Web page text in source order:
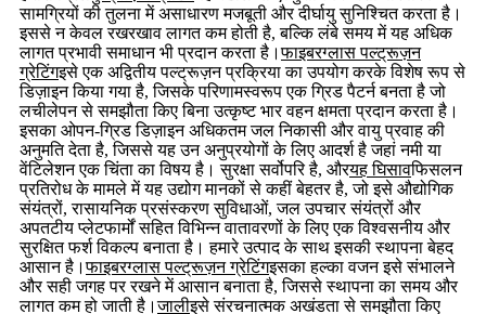
सामग्रियों की तुलना में असाधारण मजबूती और दीर्घायु सुनिश्चित करता है।
इससे न केवल रखरखाव लागत कम होती है, बल्कि लंबे समय में यह अधिक
लागत प्रभावी समाधान भी प्रदान करता है।फाइबरग्लास पल्ट्रूज़न
ग्रेटिंगइसे एक अद्वितीय पल्ट्रूज़न प्रक्रिया का उपयोग करके विशेष रूप से
डिज़ाइन किया गया है, जिसके परिणामस्वरूप एक ग्रिड पैटर्न बनता है जो
लचीलेपन से समझौता किए बिना उत्कृष्ट भार वहन क्षमता प्रदान करता है।
इसका ओपन-ग्रिड डिज़ाइन अधिकतम जल निकासी और वायु प्रवाह की
अनुमति देता है, जिससे यह उन अनुप्रयोगों के लिए आदर्श है जहां नमी या
वेंटिलेशन एक चिंता का विषय है। सुरक्षा सर्वोपरि है, औरयह घिसावफिसलन
प्रतिरोध के मामले में यह उद्योग मानकों से कहीं बेहतर है, जो इसे औद्योगिक
संयंत्रों, रासायनिक प्रसंस्करण सुविधाओं, जल उपचार संयंत्रों और
अपतटीय प्लेटफार्मों सहित विभिन्न वातावरणों के लिए एक विश्वसनीय और
सुरक्षित फर्श विकल्प बनाता है। हमारे उत्पाद के साथ इसकी स्थापना बेहद
आसान है।फाइबरग्लास पल्ट्रूज़न ग्रेटिंगइसका हल्का वजन इसे संभालने
और सही जगह पर रखने में आसान बनाता है, जिससे स्थापना का समय और
लागत कम हो जाती है।जालीइसे संरचनात्मक अखंडता से समझौता किए